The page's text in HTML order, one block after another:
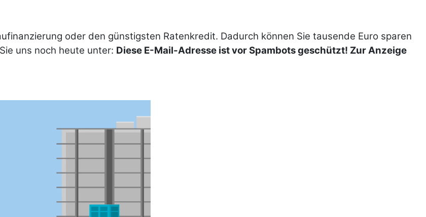
oder den günstigsten Ratenkredit. Dadurch können Sie tausende Euro sparen
uns noch heute unter: Diese E-Mail-Adresse ist vor Spambots geschützt! Zur Anzeige